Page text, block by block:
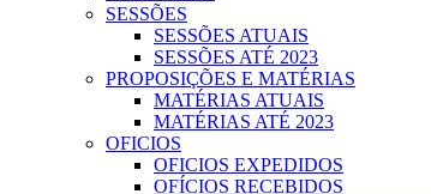
SESSÕES
SESSÕES ATUAIS
SESSÕES ATÉ 2023
PROPOSIÇÕES E MATÉRIAS
MATÉRIAS ATUAIS
MATÉRIAS ATÉ 2023
OFICIOS
OFICIOS EXPEDIDOS
OFÍCIOS RECEBIDOS